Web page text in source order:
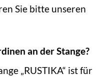
Sie bitte unseren
an der Stange?
„RUSTIKA“ ist für